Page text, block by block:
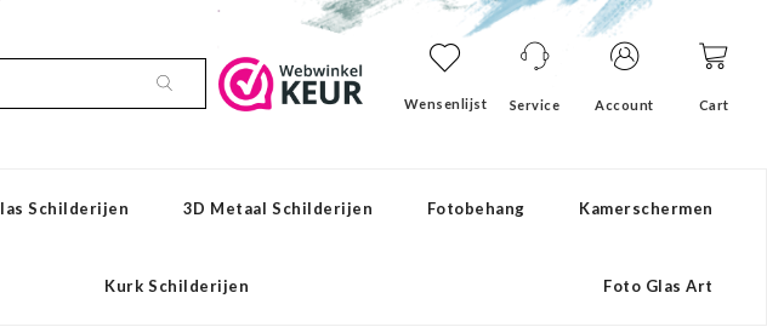
Wensenlijst Service Account Cart
Schilderijen 3D Metaal Schilderijen Fotobehang Kamerschermen
Kurk Schilderijen Foto Glas Art